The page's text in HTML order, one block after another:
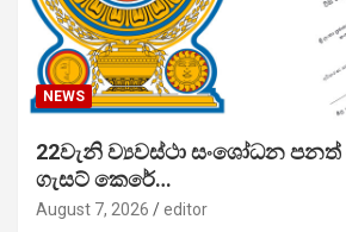
NEWS
22වැනි ව්‍යවස්ථා සංශෝධන
ගැසට් කෙරේ…
August 7, 2026 editor